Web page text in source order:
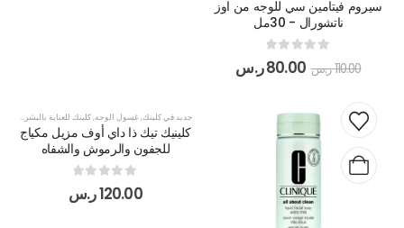
سيروم فيتامين سي للوجه من اوز
ناتشورال - 30مل
110.00ر.س 80.00ر.س
جديد في كلينك,غسول الوجه,كلينك للعناية بالبشرة
كلينيك تيك ذا داي أوف مزيل مكياج
للجفون والرموش والشفاه
0
out of 5
120.00ر.س